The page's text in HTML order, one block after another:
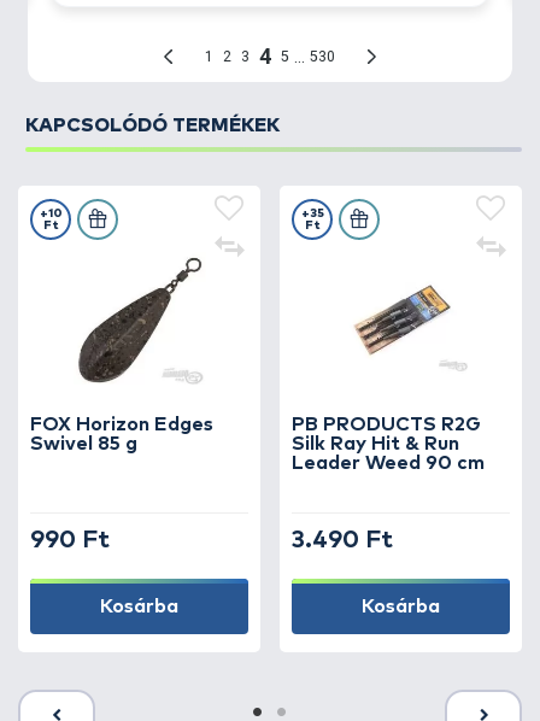
KAPCSOLÓDÓ TERMÉKEK
FOX Horizon Edges
Swivel 85 g
+10
Ft
990 Ft
Kosárba
PB PRODUCTS R2G
Silk Ray Hit & Run
Leader Weed 90 cm
+35
Ft
3.490 Ft
Kosárba